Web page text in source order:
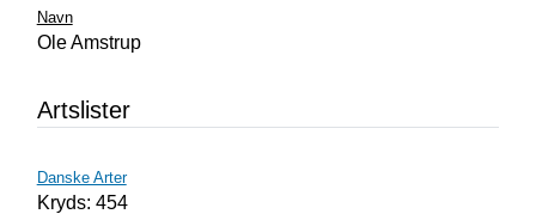
Navn
Ole Amstrup
Artslister
Danske Arter
Kryds: 454